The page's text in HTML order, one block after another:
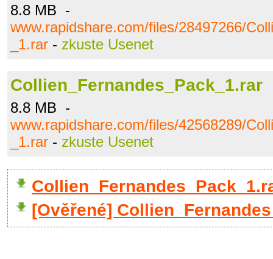
8.8 MB -
www.rapidshare.com/files/28497266/
_1.rar - zkuste Usenet
Collien_Fernandes_Pack_1.rar
8.8 MB -
www.rapidshare.com/files/42568289/
_1.rar - zkuste Usenet
[Ověřené]